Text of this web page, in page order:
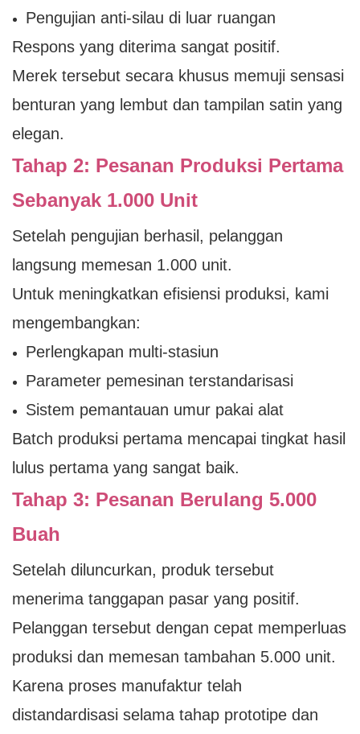
Pengujian anti-silau di luar ruangan
Respons yang diterima sangat positif.
Merek tersebut secara khusus memuji sensasi
benturan yang lembut dan tampilan satin yang
elegan.
Tahap 2: Pesanan Produksi Pertama
Sebanyak 1.000 Unit
Setelah pengujian berhasil, pelanggan
langsung memesan 1.000 unit.
Untuk meningkatkan efisiensi produksi, kami
mengembangkan:
Perlengkapan multi-stasiun
Parameter pemesinan terstandarisasi
Sistem pemantauan umur pakai alat
Batch produksi pertama mencapai tingkat hasil
lulus pertama yang sangat baik.
Tahap 3: Pesanan Berulang 5.000
Buah
Setelah diluncurkan, produk tersebut
menerima tanggapan pasar yang positif.
Pelanggan tersebut dengan cepat memperluas
produksi dan memesan tambahan 5.000 unit.
Karena proses manufaktur telah
distandardisasi selama tahap prototipe dan